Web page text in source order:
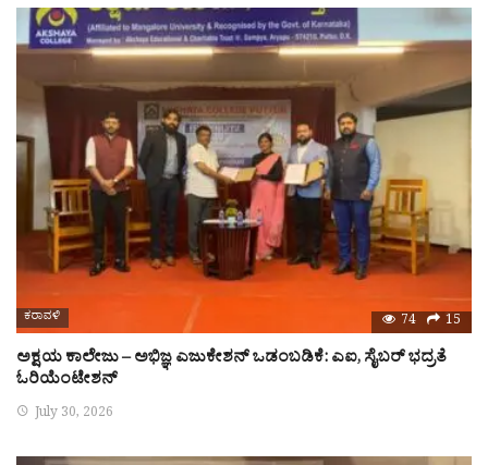
ಕರಾವಳಿ 74 15
ಅಕ್ಷಯ ಕಾಲೇಜು – ಅಭಿಜ್ಞ ಎಜುಕೇಶನ್ ಒಡಂಬಡಿಕೆ: ಎಐ, ಸೈಬರ್ ಭದ್ರತೆ
ಓರಿಯೆಂಟೇಶನ್
July 30, 2026